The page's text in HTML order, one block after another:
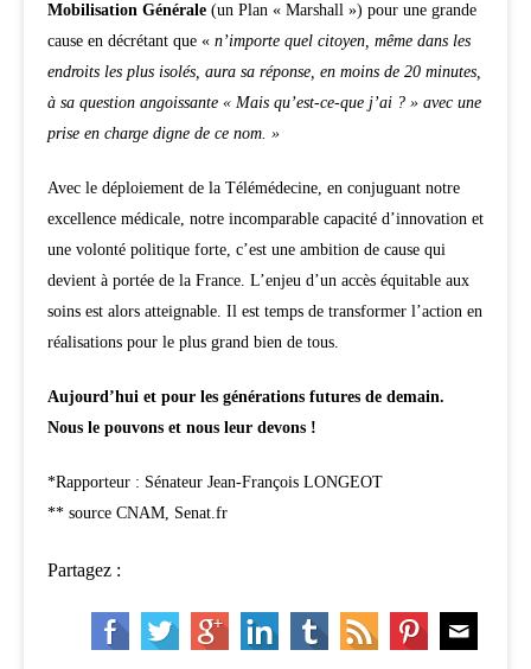
Mobilisation Générale (un Plan « Marshall ») pour une grande
cause en décrétant que « n’importe quel citoyen, même dans les
endroits les plus isolés, aura sa réponse, en moins de 20 minutes,
à sa question angoissante « Mais qu’est-ce-que j’ai ? » avec une
prise en charge digne de ce nom. »
Avec le déploiement de la Télémédecine, en conjuguant notre
excellence médicale, notre incomparable capacité d’innovation et
une volonté politique forte, c’est une ambition de cause qui
devient à portée de la France. L’enjeu d’un accès équitable aux
soins est alors atteignable. Il est temps de transformer l’action en
réalisations pour le plus grand bien de tous.
Aujourd’hui et pour les générations futures de demain.
Nous le pouvons et nous leur devons !
*Rapporteur : Sénateur Jean-François LONGEOT
** source CNAM, Senat.fr
Partagez :